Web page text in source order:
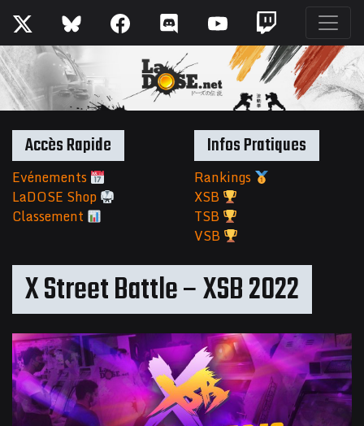
X Street Battle – XSB 2022
Accès Rapide
Evénements
LaDOSE Shop
Classement
Infos Pratiques
Rankings
XSB
TSB
VSB